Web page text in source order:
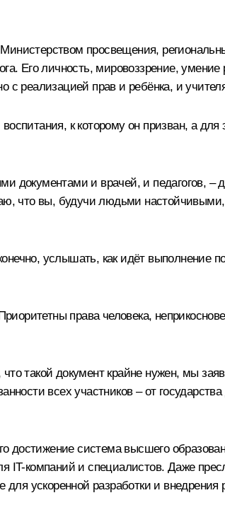
просвещения,
Его личность, мировоззрение, умение
с реализацией прав и ребёнка, и
к которому он призван, а для
документами и врачей, и педагогов, –
что вы, будучи людьми
услышать, как идёт выполнение
права человека,
такой документ крайне нужен, мы
всех участников – от
достижение система высшего
компаний и специалистов. Даже
ускоренной разработки и внедрения